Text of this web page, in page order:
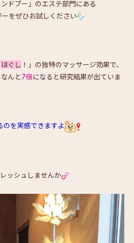
ドブー」のエステ部門にある
をぜひお試しください
ほぐし ！」の独特のマッサージ効果で、
んと7倍になると研究結果が出ていま
のを実感できますよ
ッシュしませんか